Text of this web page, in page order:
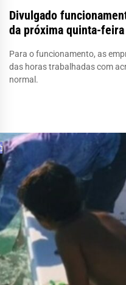
Divulgado
da próxima quinta-
Para o funcionamento, as
das horas trabalhadas com
normal.